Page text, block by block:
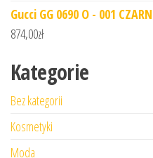
Gucci GG 0690 O - 001
874,00zł
Kategorie
Bez kategorii
Kosmetyki
Moda